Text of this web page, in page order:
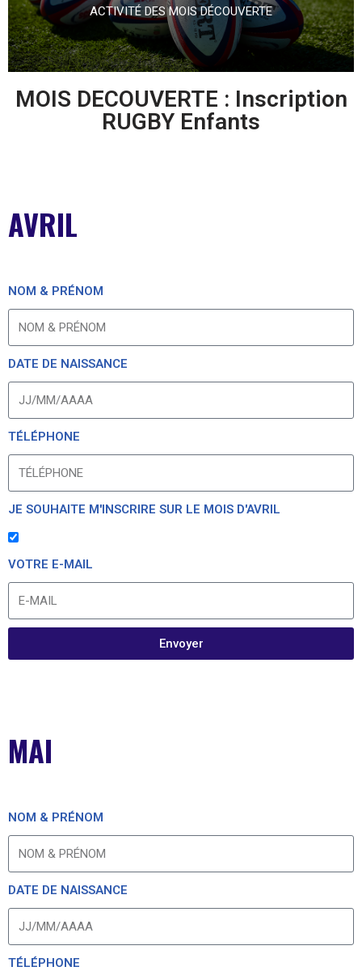
ACTIVITÉ DES MOIS DÉCOUVERTE
MOIS DECOUVERTE : Inscription
RUGBY Enfants
AVRIL
NOM & PRÉNOM
DATE DE NAISSANCE
TÉLÉPHONE
JE SOUHAITE M'INSCRIRE SUR LE MOIS D'AVRIL
VOTRE E-MAIL
Envoyer
MAI
NOM & PRÉNOM
DATE DE NAISSANCE
TÉLÉPHONE